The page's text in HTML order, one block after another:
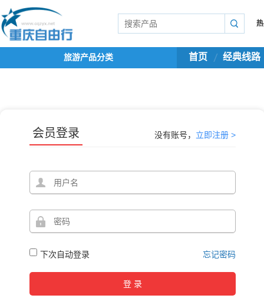
旅游产品分类 首页 经典线路
会员登录 没有账号， 立即注册 >
下次自动登录 忘记密码